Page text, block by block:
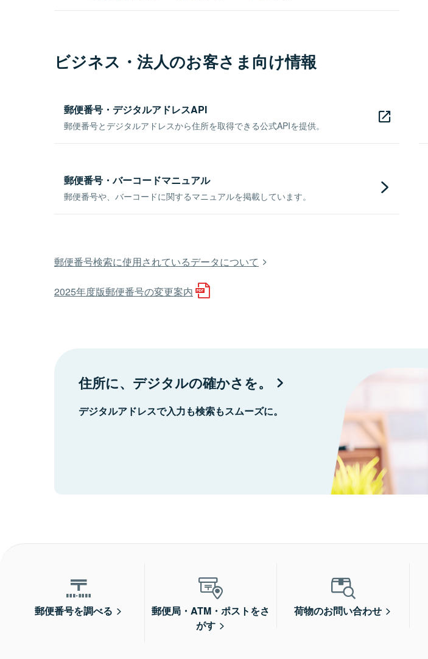
ビジネス・法人のお客さま向け情報
郵便番号・デジタルアドレスAPI
郵便番号とデジタルアドレスから住所を取得できる公式APIを提供。
郵便番号・バーコードマニュアル
郵便番号や、バーコードに関するマニュアルを掲載しています。
郵便番号検索に使用されているデータについて
2025年度版郵便番号の変更案内
住所に、デジタルの確かさを。
デジタルアドレスで入力も検索もスムーズに。
郵便番号を調べる
郵便局・ATM・ポストをさ
がす
荷物のお問い合わせ